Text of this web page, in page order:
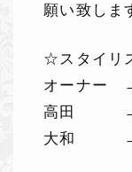
願い致しま
☆スタイリ
オーナー
高田 →
大和 →